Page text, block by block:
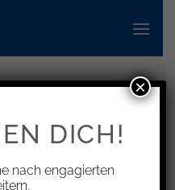
Arbeitgebers
Homeoffice-
DICH!
nach engagierten
×